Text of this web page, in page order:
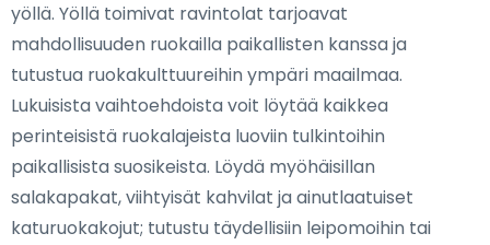
yöllä. Yöllä toimivat ravintolat tarjoavat
mahdollisuuden ruokailla paikallisten kanssa ja
tutustua ruokakulttuureihin ympäri maailmaa.
Lukuisista vaihtoehdoista voit löytää kaikkea
perinteisistä ruokalajeista luoviin tulkintoihin
paikallisista suosikeista. Löydä myöhäisillan
salakapakat, viihtyisät kahvilat ja ainutlaatuiset
katuruokakojut; tutustu täydellisiin leipomoihin tai